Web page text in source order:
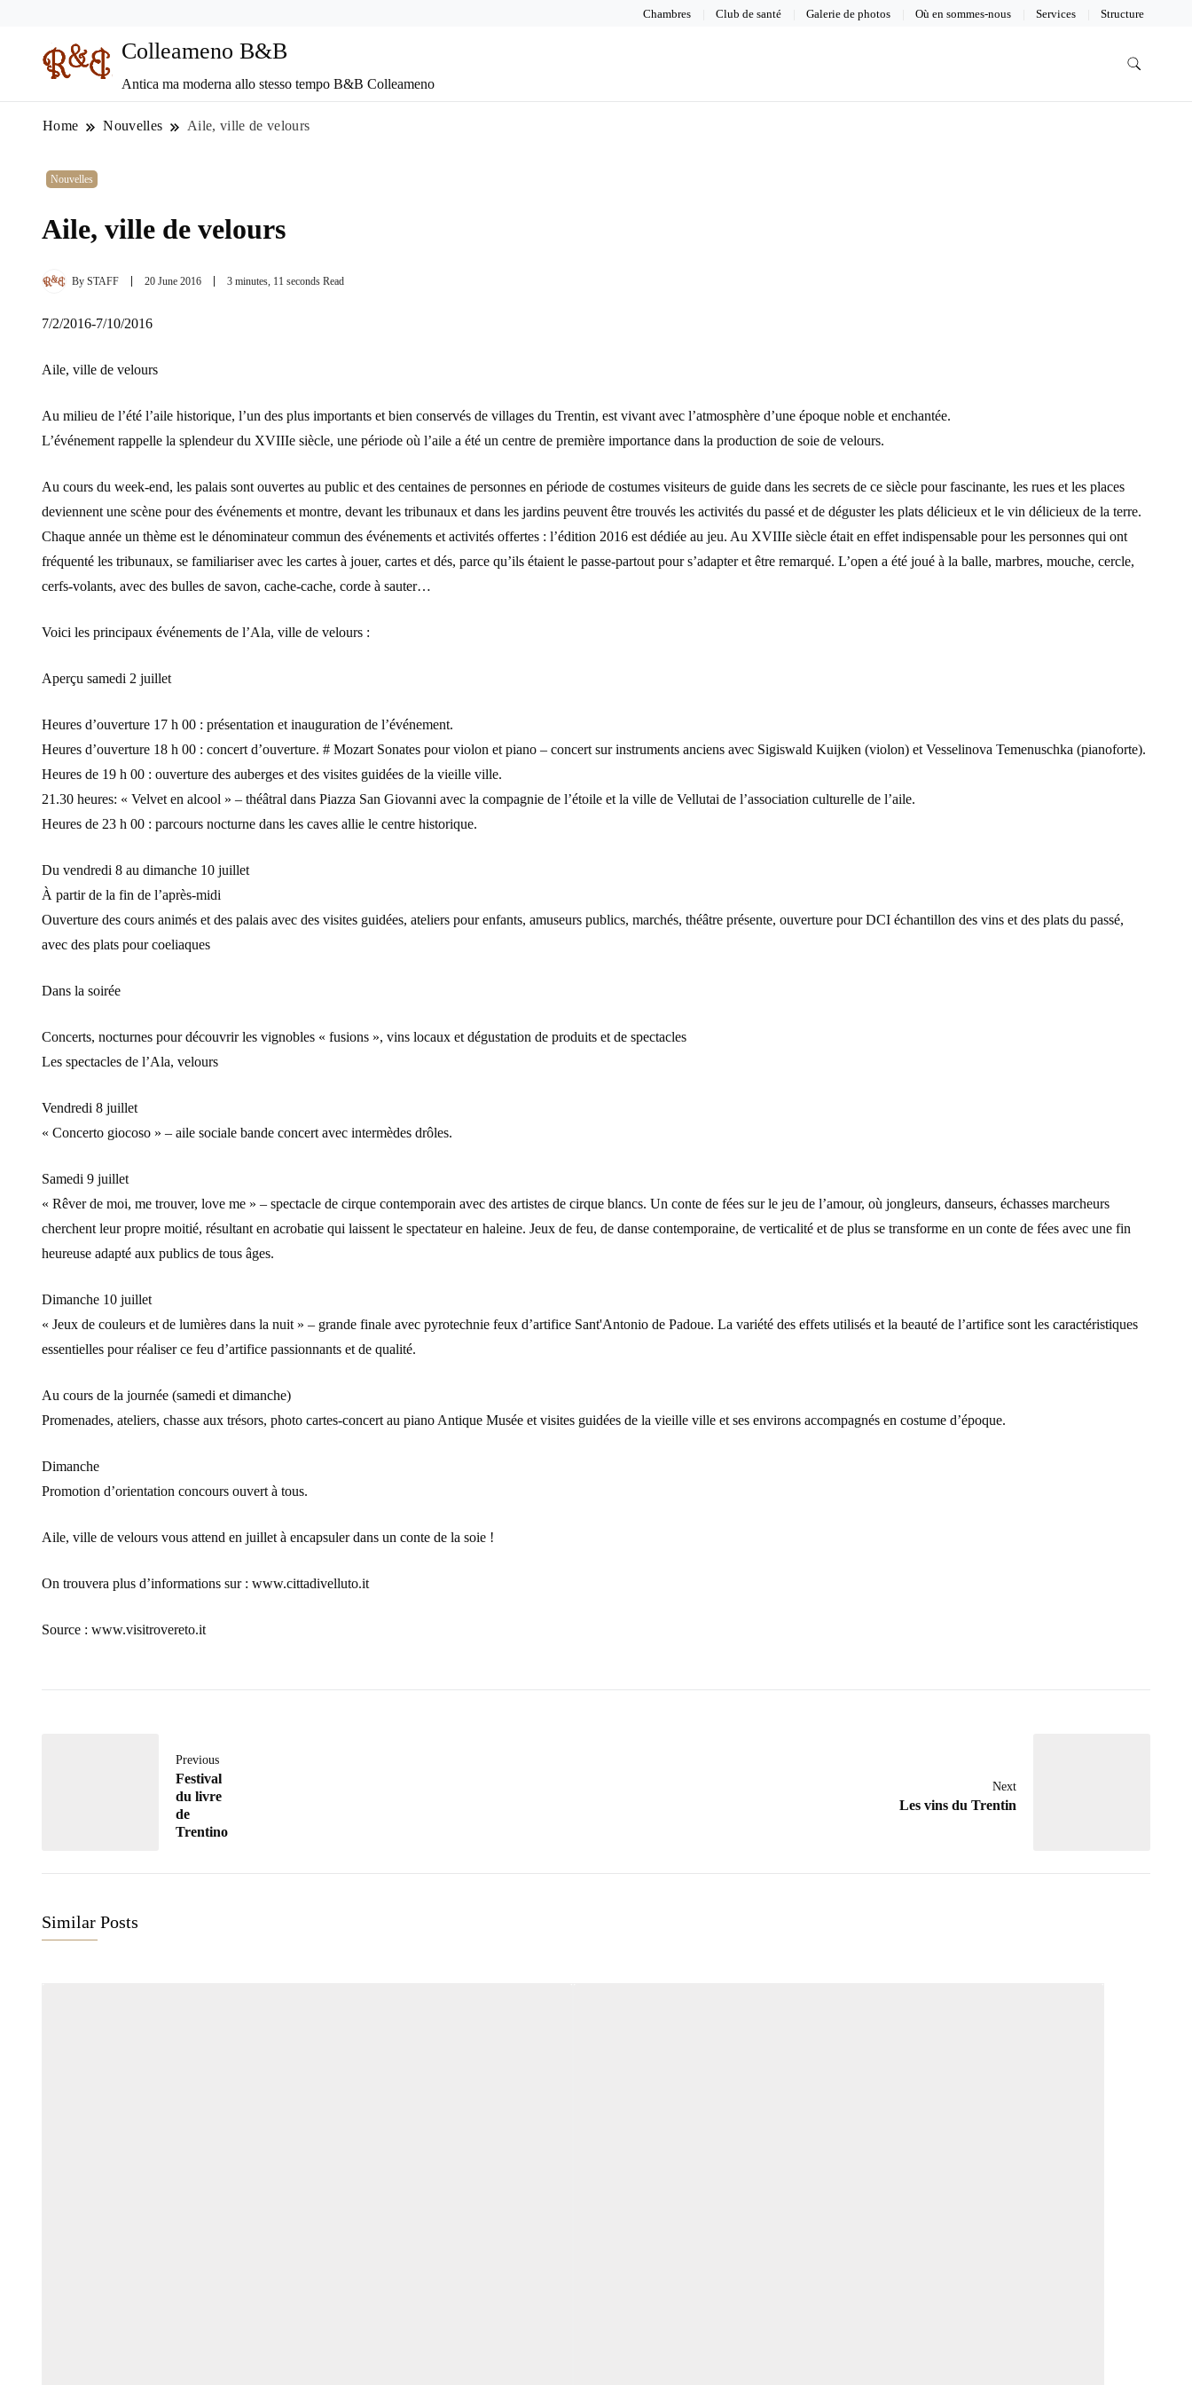
Chambres Club de santé Galerie de photos Où en sommes-nous Services Structure
Colleameno B&B
Antica ma moderna allo stesso tempo B&B Colleameno
Home Nouvelles Aile, ville de velours
Nouvelles
Aile, ville de velours
By STAFF 20 June 2016 3 minutes, 11 seconds Read
7/2/2016-7/10/2016
Aile, ville de velours
Au milieu de l’été l’aile historique, l’un des plus importants et bien conservés de villages du Trentin, est vivant avec l’atmosphère d’une époque noble et enchantée.
L’événement rappelle la splendeur du XVIIIe siècle, une période où l’aile a été un centre de première importance dans la production de soie de velours.
Au cours du week-end, les palais sont ouvertes au public et des centaines de personnes en période de costumes visiteurs de guide dans les secrets de ce siècle pour fascinante, les rues et les places
deviennent une scène pour des événements et montre, devant les tribunaux et dans les jardins peuvent être trouvés les activités du passé et de déguster les plats délicieux et le vin délicieux de la terre.
Chaque année un thème est le dénominateur commun des événements et activités offertes : l’édition 2016 est dédiée au jeu. Au XVIIIe siècle était en effet indispensable pour les personnes qui ont
fréquenté les tribunaux, se familiariser avec les cartes à jouer, cartes et dés, parce qu’ils étaient le passe-partout pour s’adapter et être remarqué. L’open a été joué à la balle, marbres, mouche, cercle,
cerfs-volants, avec des bulles de savon, cache-cache, corde à sauter…
Voici les principaux événements de l’Ala, ville de velours :
Aperçu samedi 2 juillet
Heures d’ouverture 17 h 00 : présentation et inauguration de l’événement.
Heures d’ouverture 18 h 00 : concert d’ouverture. # Mozart Sonates pour violon et piano – concert sur instruments anciens avec Sigiswald Kuijken (violon) et Vesselinova Temenuschka (pianoforte).
Heures de 19 h 00 : ouverture des auberges et des visites guidées de la vieille ville.
21.30 heures: « Velvet en alcool » – théâtral dans Piazza San Giovanni avec la compagnie de l’étoile et la ville de Vellutai de l’association culturelle de l’aile.
Heures de 23 h 00 : parcours nocturne dans les caves allie le centre historique.
Du vendredi 8 au dimanche 10 juillet
À partir de la fin de l’après-midi
Ouverture des cours animés et des palais avec des visites guidées, ateliers pour enfants, amuseurs publics, marchés, théâtre présente, ouverture pour DCI échantillon des vins et des plats du passé,
avec des plats pour coeliaques
Dans la soirée
Concerts, nocturnes pour découvrir les vignobles « fusions », vins locaux et dégustation de produits et de spectacles
Les spectacles de l’Ala, velours
Vendredi 8 juillet
« Concerto giocoso » – aile sociale bande concert avec intermèdes drôles.
Samedi 9 juillet
« Rêver de moi, me trouver, love me » – spectacle de cirque contemporain avec des artistes de cirque blancs. Un conte de fées sur le jeu de l’amour, où jongleurs, danseurs, échasses marcheurs
cherchent leur propre moitié, résultant en acrobatie qui laissent le spectateur en haleine. Jeux de feu, de danse contemporaine, de verticalité et de plus se transforme en un conte de fées avec une fin
heureuse adapté aux publics de tous âges.
Dimanche 10 juillet
« Jeux de couleurs et de lumières dans la nuit » – grande finale avec pyrotechnie feux d’artifice Sant'Antonio de Padoue. La variété des effets utilisés et la beauté de l’artifice sont les caractéristiques
essentielles pour réaliser ce feu d’artifice passionnants et de qualité.
Au cours de la journée (samedi et dimanche)
Promenades, ateliers, chasse aux trésors, photo cartes-concert au piano Antique Musée et visites guidées de la vieille ville et ses environs accompagnés en costume d’époque.
Dimanche
Promotion d’orientation concours ouvert à tous.
Aile, ville de velours vous attend en juillet à encapsuler dans un conte de la soie !
On trouvera plus d’informations sur : www.cittadivelluto.it
Source : www.visitrovereto.it
Previous
Festival
du livre
de
Trentino
Next
Les vins du Trentin
Similar Posts